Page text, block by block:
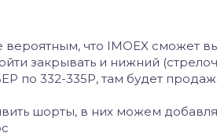
вероятным, что IMOEX сможет
закрывать и нижний
по 332-335Р, там будет
шорты, в них можем